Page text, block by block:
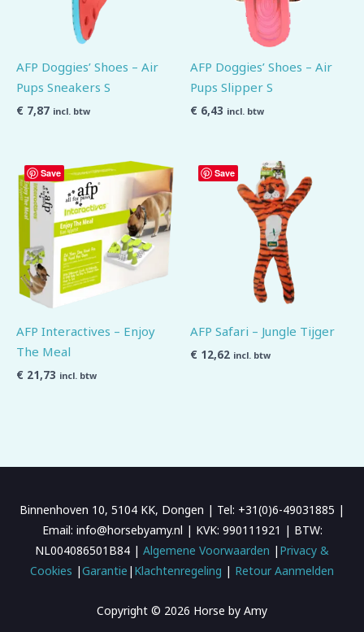
AFP Doggies’ Shoes – Air
Pups Sneakers S
€ 7,87 incl. btw
AFP Doggies’ Shoes – Air
Pups Slipper S
€ 6,43 incl. btw
Save
AFP Interactives – Enjoy
The Meal
€ 21,73 incl. btw
Save
AFP Safari – Jungle Tijger
€ 12,62 incl. btw
Binnenhoven 10, 5104 KK, Dongen | Tel: +31(0)6-49031885 |
Email: info@horsebyamy.nl | KVK: 990111921 | BTW:
NL004086501B84 | Algemene Voorwaarden | Privacy &
Cookies |Garantie | Klachtenregeling | Retour Aanmelden
Copyright © 2026 Horse by Amy